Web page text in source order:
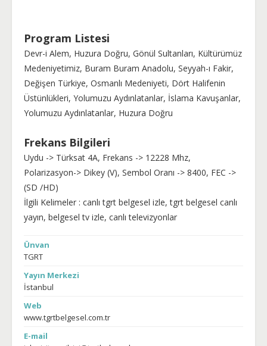
Program Listesi
Devr-i Alem, Huzura Doğru, Gönül Sultanları, Kültürümüz
Medeniyetimiz, Buram Buram Anadolu, Seyyah-ı Fakir,
Değişen Türkiye, Osmanlı Medeniyeti, Dört Halifenin
Üstünlükleri, Yolumuzu Aydınlatanlar, İslama Kavuşanlar,
Yolumuzu Aydınlatanlar, Huzura Doğru
Frekans Bilgileri
Uydu -> Türksat 4A, Frekans -> 12228 Mhz,
Polarizasyon-> Dikey (V), Sembol Oranı -> 8400, FEC ->
(SD /HD)
İlgili Kelimeler : canlı tgrt belgesel izle, tgrt belgesel canlı
yayın, belgesel tv izle, canlı televizyonlar
Ünvan
TGRT
Yayın Merkezi
İstanbul
Web
www.tgrtbelgesel.com.tr
E-mail